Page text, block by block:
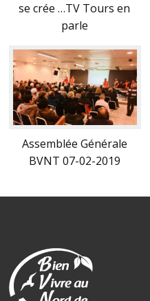
se crée …TV Tours en
parle
Assemblée Générale
BVNT 07-02-2019